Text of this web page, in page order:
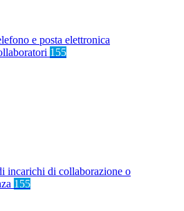
e posta elettronica
155
incarichi di collaborazione o
155